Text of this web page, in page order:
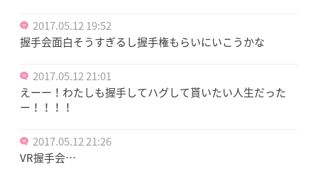
2017.05.12 19:52
握手会面白そうすぎるし握手権もらいにいこうかな
2017.05.12 21:01
えーー！わたしも握手してハグして貰いたい人生だった
ー！！！！
2017.05.12 21:26
VR握手会…